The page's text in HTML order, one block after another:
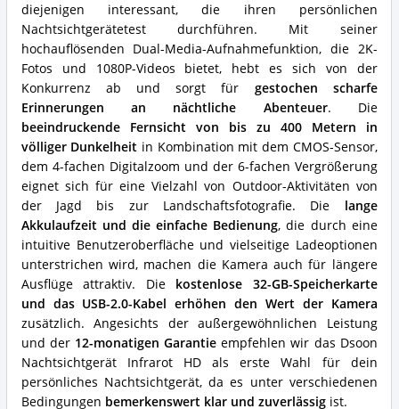
diejenigen interessant, die ihren persönlichen
Nachtsichtgerätetest durchführen. Mit seiner
hochauflösenden Dual-Media-Aufnahmefunktion, die 2K-
Fotos und 1080P-Videos bietet, hebt es sich von der
Konkurrenz ab und sorgt für gestochen scharfe
Erinnerungen an nächtliche Abenteuer. Die
beeindruckende Fernsicht von bis zu 400 Metern in
völliger Dunkelheit in Kombination mit dem CMOS-Sensor,
dem 4-fachen Digitalzoom und der 6-fachen Vergrößerung
eignet sich für eine Vielzahl von Outdoor-Aktivitäten von
der Jagd bis zur Landschaftsfotografie. Die
lange
Akkulaufzeit und die einfache Bedienung, die durch eine
intuitive Benutzeroberfläche und vielseitige Ladeoptionen
unterstrichen wird, machen die Kamera auch für längere
Ausflüge attraktiv. Die kostenlose 32-GB-Speicherkarte
und das USB-2.0-Kabel erhöhen den Wert der Kamera
zusätzlich. Angesichts der außergewöhnlichen Leistung
und der 12-monatigen Garantie empfehlen wir das Dsoon
Nachtsichtgerät Infrarot HD als erste Wahl für dein
persönliches Nachtsichtgerät, da es unter verschiedenen
Bedingungen bemerkenswert klar und zuverlässigist.